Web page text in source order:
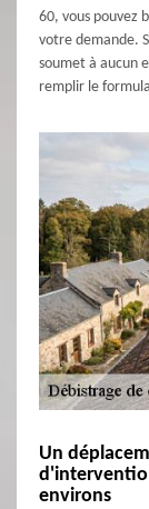
60, vous pouvez
votre demande.
soumet à aucun
remplir le
Un
environs